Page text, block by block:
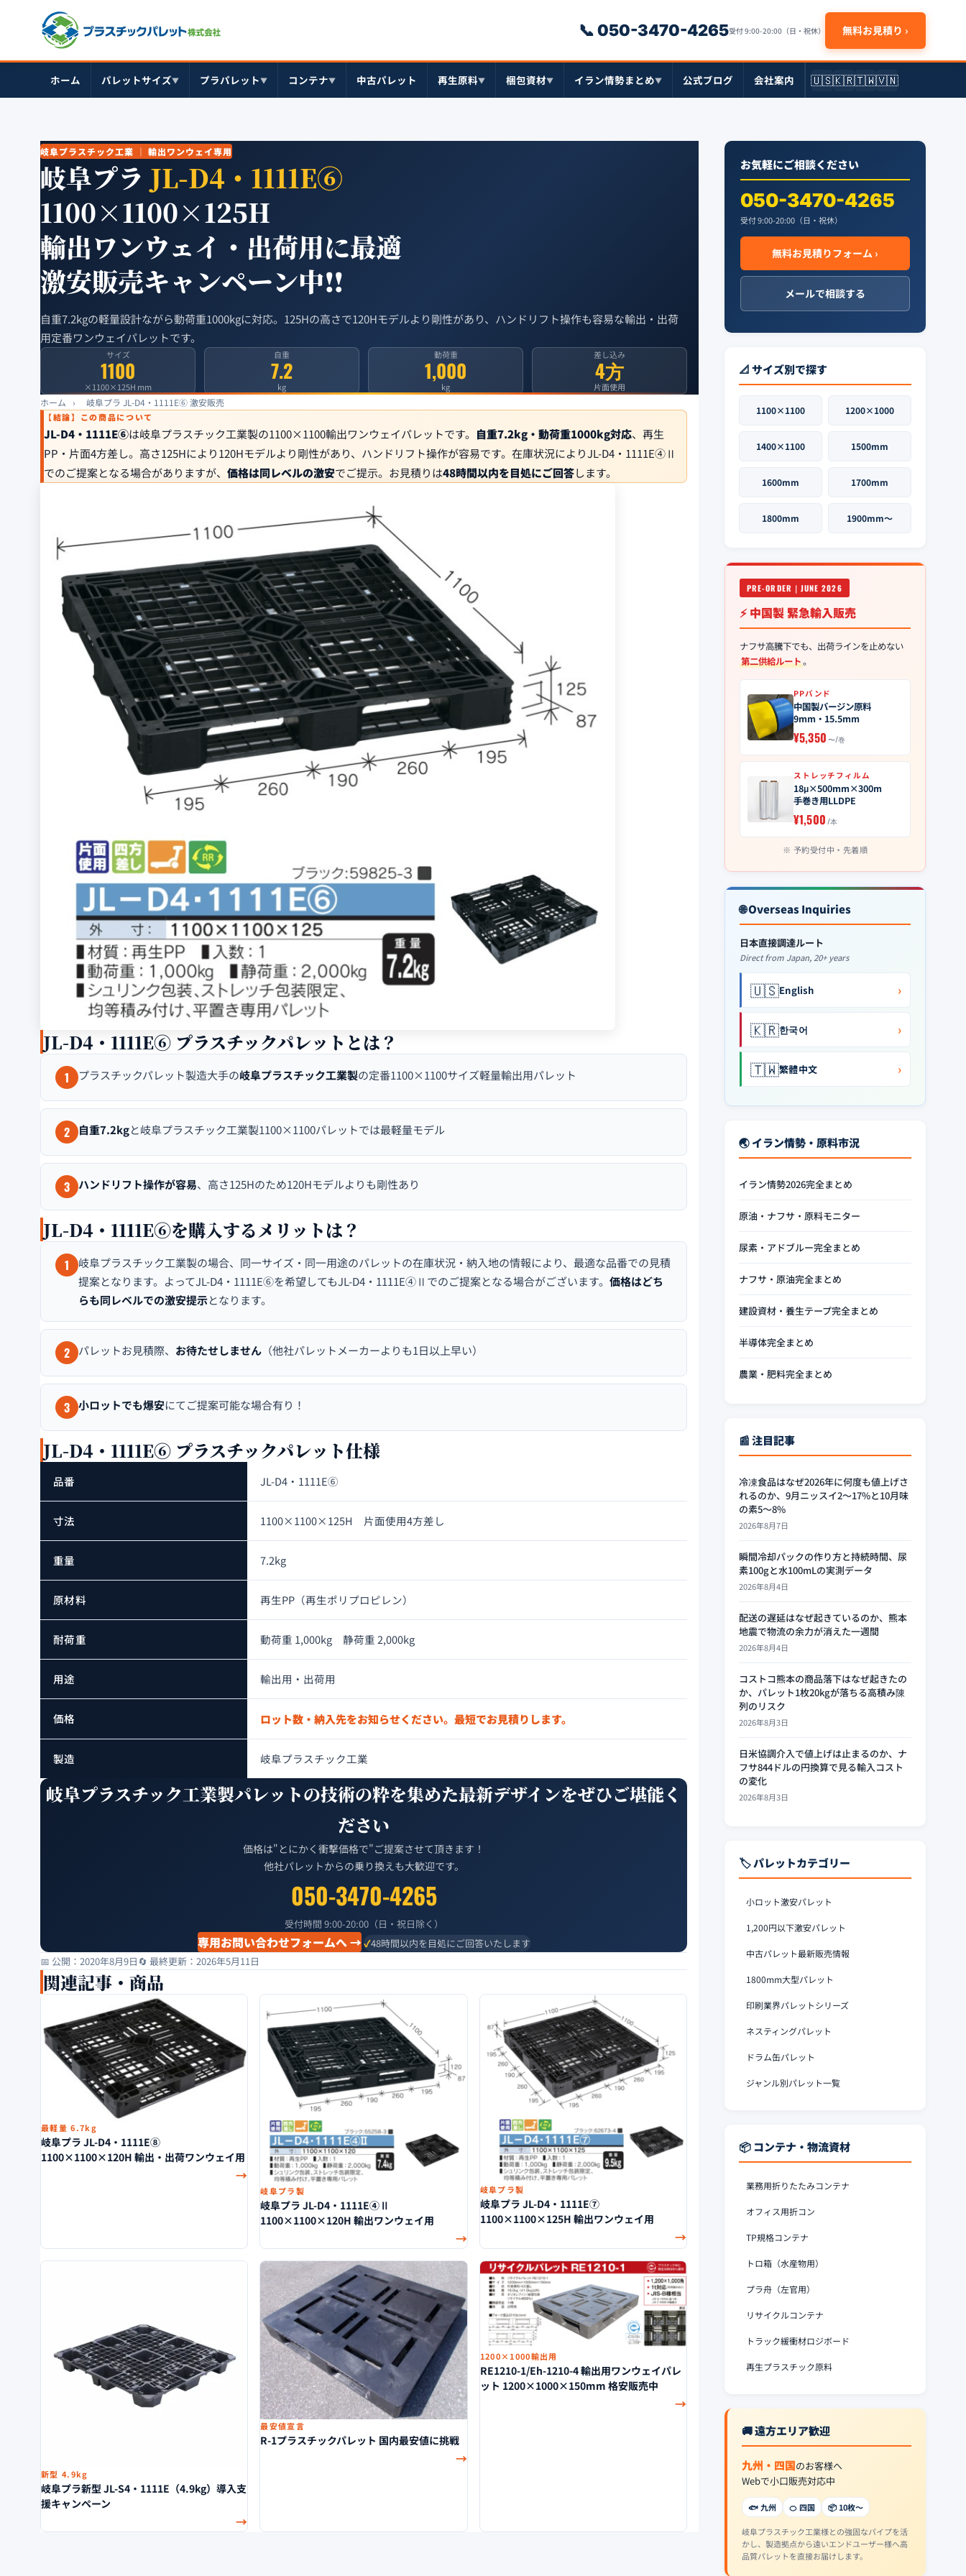
📞 050-3470-4265受付 9:00-20:00（日・祝休） 無料お見積り ›
ホーム パレットサイズ▼ プラパレット▼ コンテナ▼ 中古パレット 再生原料▼ 梱包資材▼ イラン情勢まとめ▼ 公式ブログ 会社案内 🇺🇸🇰🇷🇹🇼🇻🇳
岐阜プラスチック工業 ｜ 輸出ワンウェイ専用
岐阜プラ JL-D4・1111E⑥
1100×1100×125H
輸出ワンウェイ・出荷用に最適
激安販売キャンペーン中‼︎
自重7.2kgの軽量設計ながら動荷重1000kgに対応。125Hの高さで120Hモデルより剛性があり、ハンドリフト操作も容易な輸出・出荷
用定番ワンウェイパレットです。
サイズ
1100
×1100×125H mm
自重
7.2
kg
動荷重
1,000
kg
差し込み
4方
片面使用
ホーム › 岐阜プラ JL-D4・1111E⑥ 激安販売
【結論】この商品について
JL-D4・1111E⑥は岐阜プラスチック工業製の1100×1100輸出ワンウェイパレットです。 自重7.2kg・動荷重1000kg対応、再生
PP・片面4方差し。高さ125Hにより120Hモデルより剛性があり、ハンドリフト操作が容易です。在庫状況によりJL-D4・1111E④Ⅱ
でのご提案となる場合がありますが、 価格は同レベルの激安でご提示。お見積りは48時間以内を目処にご回答します。
JL-D4・1111E⑥ プラスチックパレットとは？
1 プラスチックパレット製造大手の岐阜プラスチック工業製の定番1100×1100サイズ軽量輸出用パレット
2 自重7.2kgと岐阜プラスチック工業製1100×1100パレットでは最軽量モデル
3 ハンドリフト操作が容易、高さ125Hのため120Hモデルよりも剛性あり
JL-D4・1111E⑥を購入するメリットは？
1
岐阜プラスチック工業製の場合、同一サイズ・同一用途のパレットの在庫状況・納入地の情報により、最適な品番での見積
提案となります。よってJL-D4・1111E⑥を希望してもJL-D4・1111E④Ⅱでのご提案となる場合がございます。 価格はどち
らも同レベルでの激安提示となります。
2 パレットお見積際、 お待たせしません （他社パレットメーカーよりも1日以上早い）
3 小ロットでも爆安にてご提案可能な場合有り！
JL-D4・1111E⑥ プラスチックパレット仕様
品番 JL-D4・1111E⑥
寸法 1100×1100×125H 片面使用4方差し
重量 7.2kg
原材料 再生PP（再生ポリプロピレン）
耐荷重 動荷重 1,000kg 静荷重 2,000kg
用途 輸出用・出荷用
価格 ロット数・納入先をお知らせください。最短でお見積りします。
製造 岐阜プラスチック工業
岐阜プラスチック工業製パレットの技術の粋を集めた最新デザインをぜひご堪能く
ださい
価格は"とにかく衝撃価格で"ご提案させて頂きます！
他社パレットからの乗り換えも大歓迎です。
050-3470-4265
受付時間 9:00-20:00（日・祝日除く）
専用お問い合わせフォームへ →
48時間以内を目処にご回答いたします
📅 公開：2020年8月9日🔄 最終更新：2026年5月11日
関連記事・商品
最軽量 6.7kg
岐阜プラ JL-D4・1111E⑧
1100×1100×120H 輸出・出荷ワンウェイ用
→
岐阜プラ製
岐阜プラ JL-D4・1111E④Ⅱ
1100×1100×120H 輸出ワンウェイ用
→
岐阜プラ製
岐阜プラ JL-D4・1111E⑦
1100×1100×125H 輸出ワンウェイ用
→
新型 4.9kg
岐阜プラ新型 JL-S4・1111E（4.9kg）導入支
援キャンペーン
→
最安値宣言
R-1プラスチックパレット 国内最安値に挑戦
→
1200×1000輸出用
RE1210-1/Eh-1210-4 輸出用ワンウェイパレ
ット 1200×1000×150mm 格安販売中
→
お気軽にご相談ください
050-3470-4265
受付 9:00-20:00（日・祝休）
無料お見積りフォーム ›
メールで相談する
📐 サイズ別で探す
1100×1100 1200×1000
1400×1100 1500mm
1600mm 1700mm
1800mm 1900mm〜
PRE-ORDER｜JUNE 2026
⚡ 中国製 緊急輸入販売
ナフサ高騰下でも、出荷ラインを止めない
第二供給ルート。
PPバンド
中国製バージン原料
9mm・15.5mm
¥5,350 〜/巻
ストレッチフィルム
18μ×500mm×300m
手巻き用LLDPE
¥1,500 /本
予約受付中・先着順
🌐 Overseas Inquiries
日本直接調達ルート
Direct from Japan, 20+ years
🇺🇸English ›
🇰🇷한국어 ›
🇹🇼繁體中文 ›
🌏 イラン情勢・原料市況
イラン情勢2026完全まとめ
原油・ナフサ・原料モニター
尿素・アドブルー完全まとめ
ナフサ・原油完全まとめ
建設資材・養生テープ完全まとめ
半導体完全まとめ
農業・肥料完全まとめ
📰 注目記事
冷凍食品はなぜ2026年に何度も値上げさ
れるのか、9月ニッスイ2〜17%と10月味
の素5〜8%
2026年8月7日
瞬間冷却パックの作り方と持続時間、尿
素100gと水100mLの実測データ
2026年8月4日
配送の遅延はなぜ起きているのか、熊本
地震で物流の余力が消えた一週間
2026年8月4日
コストコ熊本の商品落下はなぜ起きたの
か、パレット1枚20kgが落ちる高積み陳
列のリスク
2026年8月3日
日米協調介入で値上げは止まるのか、ナ
フサ844ドルの円換算で見る輸入コスト
の変化
2026年8月3日
🏷️ パレットカテゴリー
小ロット激安パレット
1,200円以下激安パレット
中古パレット最新販売情報
1800mm大型パレット
印刷業界パレットシリーズ
ネスティングパレット
ドラム缶パレット
ジャンル別パレット一覧
📦 コンテナ・物流資材
業務用折りたたみコンテナ
オフィス用折コン
TP規格コンテナ
トロ箱（水産物用）
プラ舟（左官用）
リサイクルコンテナ
トラック緩衝材ロジボード
再生プラスチック原料
🚚 遠方エリア歓迎
九州・四国のお客様へ
Webで小口販売対応中
🐟 九州 🍊 四国 📦 10枚〜
岐阜プラスチック工業様との強固なパイプを活
かし、製造拠点から遠いエンドユーザー様へ高
品質パレットを直接お届けします。